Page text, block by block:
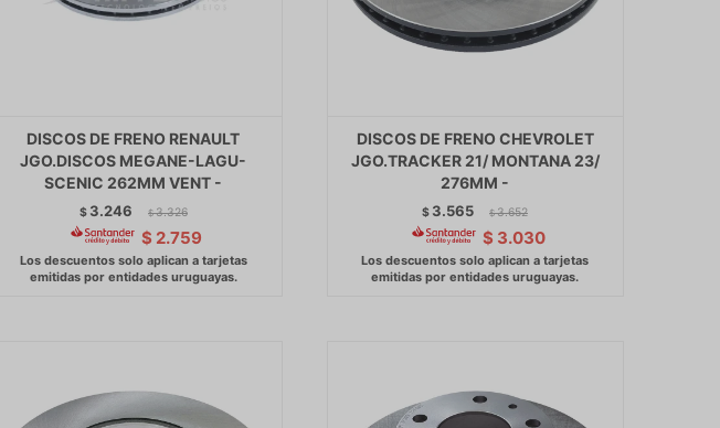
DISCOS DE FRENO RENAULT
JGO.DISCOS MEGANE-LAGU-
SCENIC 262MM VENT -
$ 3.246 $ 3.326
$ 2.759
DISCOS DE FRENO CHEVROLET
JGO.TRACKER 21/ MONTANA 23/
276MM -
$ 3.565 $ 3.652
$ 3.030